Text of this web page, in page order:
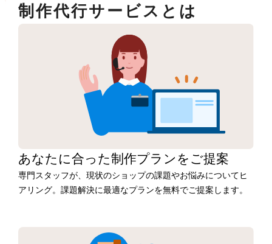
制作代行サービスとは
あなたに合った制作プランをご提案
専門スタッフが、現状のショップの課題やお悩みについてヒ
アリング。課題解決に最適なプランを無料でご提案します。